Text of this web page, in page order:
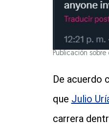
Publicación
De acuerdo
que Julio
carrera